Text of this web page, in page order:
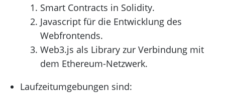
Smart Contracts in Solidity.
Javascript für die Entwicklung des
Webfrontends.
Web3.js als Library zur Verbindung mit
dem Ethereum-Netzwerk.
Laufzeitumgebungen sind: